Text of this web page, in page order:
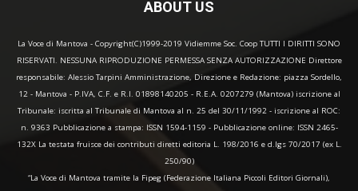
ABOUT US
La Voce di Mantova - Copyright(C)1999-2019 Vidiemme Soc. Coop TUTTI I DIRITTI SONO
RISERVATI. NESSUNA RIPRODUZIONE PERMESSA SENZA AUTORIZZAZIONE Direttore
responsabile: Alessio Tarpini Amministrazione, Direzione e Redazione: piazza Sordello,
12 - Mantova - P.IVA, C.F. e R.I. 01898140205 - R.E.A. 0207279 (Mantova) iscrizione al
Tribunale: iscritta al Tribunale di Mantova al n. 25 del 30/11/1992 - iscrizione al ROC:
n. 9363 Pubblicazione a stampa: ISSN 1594-1159 - Pubblicazione online: ISSN 2465-
132X La testata fruisce dei contributi diretti editoria L. 198/2016 e d.lgs 70/2017 (ex L.
250/90)
“La Voce di Mantova tramite la Fipeg (Federazione Italiana Piccoli Editori Giornali),